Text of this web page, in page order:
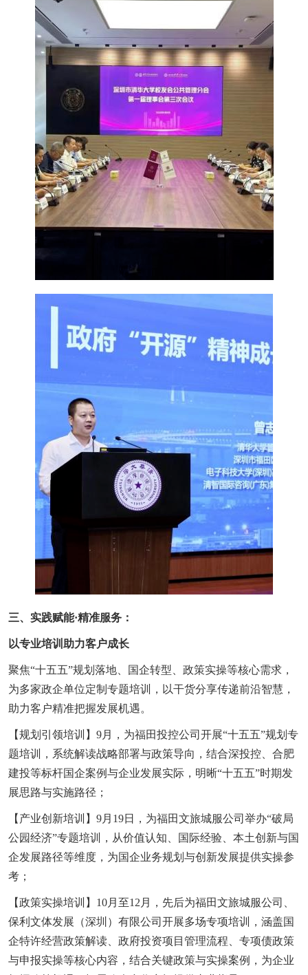
三、实践赋能·精准服务：
以专业培训助力客户成长
聚焦“十五五”规划落地、国企转型、政策实操等核心需求，
为多家政企单位定制专题培训，以干货分享传递前沿智慧，
助力客户精准把握发展机遇。
【规划引领培训】9月，为福田投控公司开展“十五五”规划专
题培训，系统解读战略部署与政策导向，结合深投控、合肥
建投等标杆国企案例与企业发展实际，明晰“十五五”时期发
展思路与实施路径；
【产业创新培训】9月19日，为福田文旅城服公司举办“破局
公园经济”专题培训，从价值认知、国际经验、本土创新与国
企发展路径等维度，为国企业务规划与创新发展提供实操参
考；
【政策实操培训】10月至12月，先后为福田文旅城服公司、
保利文体发展（深圳）有限公司开展多场专项培训，涵盖国
企特许经营政策解读、政府投资项目管理流程、专项债政策
与申报实操等核心内容，结合关键政策与实操案例，为企业